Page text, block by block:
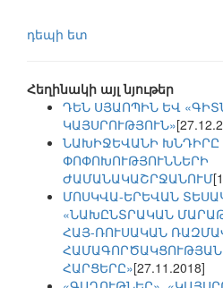
դեպի ետ
Հեղինակի այլ նյութեր
ԴԵՆ ՍՅԱՈՊԻՆ ԵՎ
ԿԱՅՍՐՈՒԹՅՈՒՆ»
ՆԱԽԻՋԵՎԱՆԻ
ՓՈՓՈԽՈՒԹՅՈՒՆՆԵՐԻ
ԺԱՄԱՆԱԿԱՇՐՋԱՆՈՒՄ
ՄՈՍԿՎԱ-ԵՐԵՎԱՆ
«ՆԱԽԸՆՏՐԱԿԱՆ
ՀԱՅ-ՌՈՒՍԱԿԱՆ
ՀԱՐՑԵՐԸ»[27.11.2018]